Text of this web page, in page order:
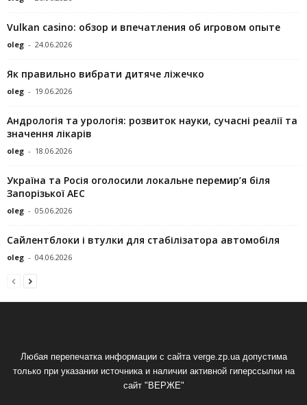
Vulkan casino: обзор и впечатления об игровом опыте
oleg - 24.06.2026
Як правильно вибрати дитяче ліжечко
oleg - 19.06.2026
Андрологія та урологія: розвиток науки, сучасні реалії та
значення лікарів
oleg - 18.06.2026
Україна та Росія оголосили локальне перемир’я біля
Запорізької АЕС
oleg - 05.06.2026
Сайлентблоки і втулки для стабілізатора автомобіля
oleg - 04.06.2026
Любая перепечатка информации с сайта verge.zp.ua допустима
только при указании источника и наличии активной гиперссылки на
сайт "ВЕРЖЕ"